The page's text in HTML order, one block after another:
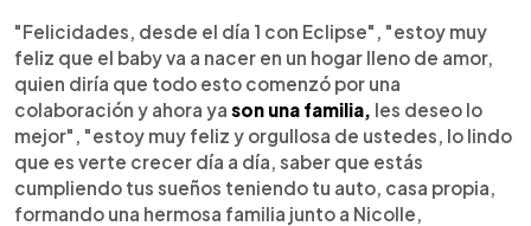
"Felicidades, desde el día 1 con Eclipse", "estoy muy
feliz que el baby va a nacer en un hogar lleno de amor,
quien diría que todo esto comenzó por una
colaboración y ahora ya son una familia, les deseo lo
mejor", "estoy muy feliz y orgullosa de ustedes, lo lindo
que es verte crecer día a día, saber que estás
cumpliendo tus sueños teniendo tu auto, casa propia,
formando una hermosa familia junto a Nicolle,